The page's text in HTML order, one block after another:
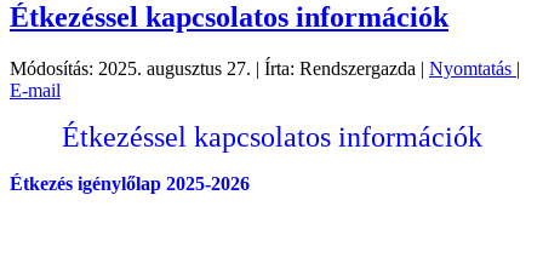
Étkezéssel kapcsolatos információk
Módosítás: 2025. augusztus 27. | Írta: Rendszergazda | Nyomtatás |
E-mail
Étkezéssel kapcsolatos információk
Étkezés igénylőlap 2025-2026